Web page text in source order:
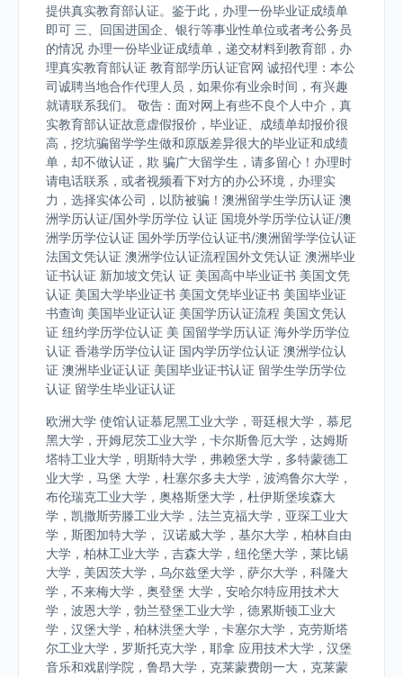
提供真实教育部认证。鉴于此，办理一份毕业证成绩单
即可 三、回国进国企、银行等事业性单位或者考公务员
的情况 办理一份毕业证成绩单，递交材料到教育部，办
理真实教育部认证 教育部学历认证官网 诚招代理：本公
司诚聘当地合作代理人员，如果你有业余时间，有兴趣
就请联系我们。 敬告：面对网上有些不良个人中介，真
实教育部认证故意虚假报价，毕业证、成绩单却报价很
高，挖坑骗留学学生做和原版差异很大的毕业证和成绩
单，却不做认证，欺 骗广大留学生，请多留心！办理时
请电话联系，或者视频看下对方的办公环境，办理实
力，选择实体公司，以防被骗！澳洲留学生学历认证 澳
洲学历认证/国外学历学位 认证 国境外学历学位认证/澳
洲学历学位认证 国外学历学位认证书/澳洲留学学位认证
法国文凭认证 澳洲学位认证流程国外文凭认证 澳洲毕业
证书认证 新加坡文凭认 证 美国高中毕业证书 美国文凭
认证 美国大学毕业证书 美国文凭毕业证书 美国毕业证
书查询 美国毕业证认证 美国学历认证流程 美国文凭认
证 纽约学历学位认证 美 国留学学历认证 海外学历学位
认证 香港学历学位认证 国内学历学位认证 澳洲学位认
证 澳洲毕业证认证 美国毕业证书认证 留学生学历学位
认证 留学生毕业证认证
欧洲大学 使馆认证慕尼黑工业大学，哥廷根大学，慕尼
黑大学，开姆尼茨工业大学，卡尔斯鲁厄大学，达姆斯
塔特工业大学，明斯特大学，弗赖堡大学，多特蒙德工
业大学，马堡 大学，杜塞尔多夫大学，波鸿鲁尔大学，
布伦瑞克工业大学，奥格斯堡大学，杜伊斯堡埃森大
学，凯撒斯劳滕工业大学，法兰克福大学，亚琛工业大
学，斯图加特大学， 汉诺威大学，基尔大学，柏林自由
大学，柏林工业大学，吉森大学，纽伦堡大学，莱比锡
大学，美因茨大学，乌尔兹堡大学，萨尔大学，科隆大
学，不来梅大学，奥登堡 大学，安哈尔特应用技术大
学，波恩大学，勃兰登堡工业大学，德累斯顿工业大
学，汉堡大学，柏林洪堡大学，卡塞尔大学，克劳斯塔
尔工业大学，罗斯托克大学，耶拿 应用技术大学，汉堡
音乐和戏剧学院，鲁昂大学，克莱蒙费朗一大，克莱蒙